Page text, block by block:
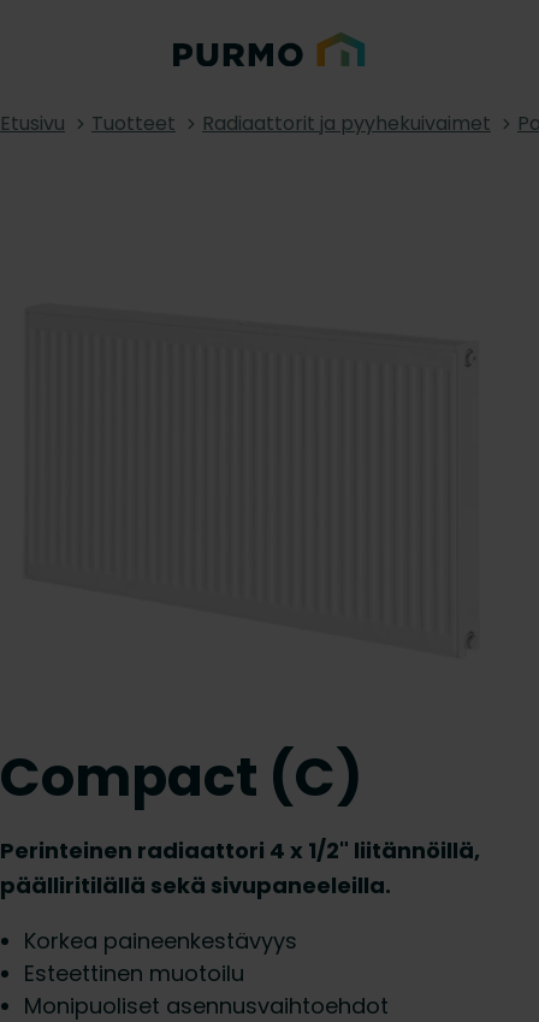
Etusivu Tuotteet Radiaattorit ja pyyhekuivaimet
Compact (C)
Perinteinen radiaattori 4 x 1/2" liitännöillä,
päälliritilällä sekä sivupaneeleilla.
Korkea paineenkestävyys
Esteettinen muotoilu
Monipuoliset asennusvaihtoehdot